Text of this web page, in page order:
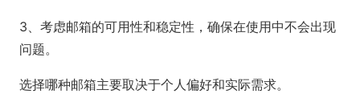
3、考虑邮箱的可用性和稳定性，确保在使用中不会出现
问题。
选择哪种邮箱主要取决于个人偏好和实际需求。